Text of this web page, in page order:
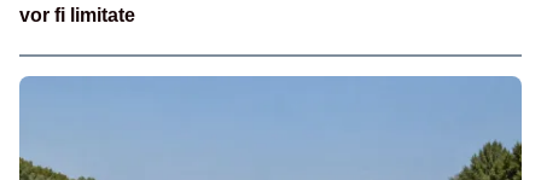
vor fi limitate